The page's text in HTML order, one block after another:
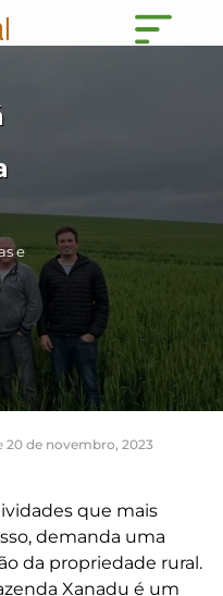
e
20 de novembro, 2023
que mais
demanda uma
da propriedade rural.
Xanadu é um